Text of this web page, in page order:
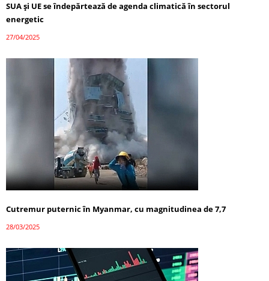
SUA și UE se îndepărtează de agenda climatică în sectorul
energetic
27/04/2025
Cutremur puternic în Myanmar, cu magnitudinea de 7,7
28/03/2025